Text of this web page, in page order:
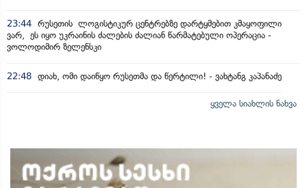
23:44 რუსეთის ლოგისტიკურ ცენტრებზე დარტყმებით კმაყოფილი
ვარ, ეს იყო უკრაინის ძალების ძალიან წარმატებული ოპერაცია -
ვოლოდიმირ ზელენსკი
22:48 დიახ, ომი დაიწყო რუსეთმა და წერტილი! - ვახტანგ კაპანაძე
ყველა სიახლის ნახვა